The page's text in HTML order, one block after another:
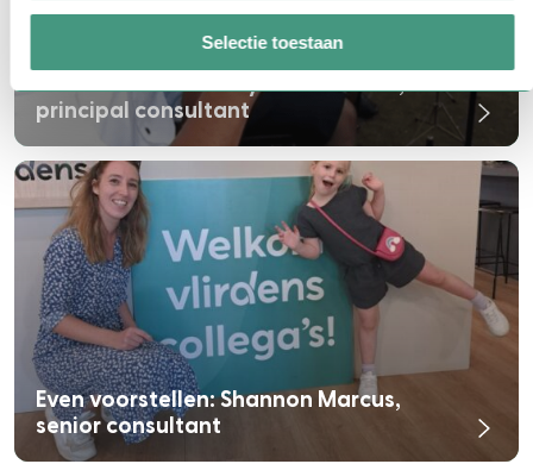
Selectie toestaan
principal consultant
Even voorstellen: Shannon Marcus,
senior consultant